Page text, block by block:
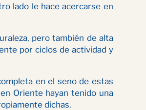
lado le hace acercarse en
pero también de alta
por ciclos de actividad y
en el seno de estas
Oriente hayan tenido una
dichas.